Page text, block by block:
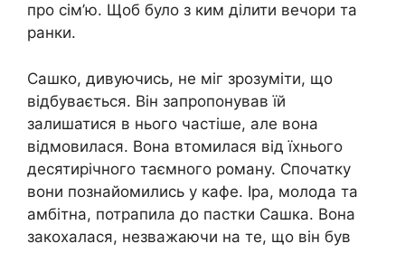
про сім’ю. Щоб було з ким ділити вечори та
ранки.
Сашко, дивуючись, не міг зрозуміти, що
відбувається. Він запропонував їй
залишатися в нього частіше, але вона
відмовилася. Вона втомилася від їхнього
десятирічного таємного роману. Спочатку
вони познайомились у кафе. Іра, молода та
амбітна, потрапила до пастки Сашка. Вона
закохалася, незважаючи на те, що він був